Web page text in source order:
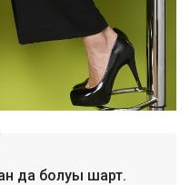
да болуы шарт.